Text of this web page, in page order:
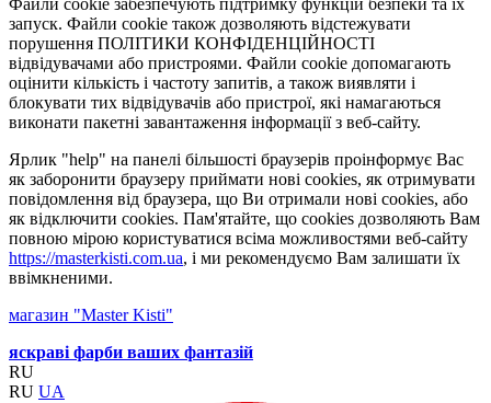
Файли cookie забезпечують підтримку функцій безпеки та їх
запуск. Файли cookie також дозволяють відстежувати
порушення ПОЛІТИКИ КОНФІДЕНЦІЙНОСТІ
відвідувачами або пристроями. Файли cookie допомагають
оцінити кількість і частоту запитів, а також виявляти і
блокувати тих відвідувачів або пристрої, які намагаються
виконати пакетні завантаження інформації з веб-сайту.
Ярлик "help" на панелі більшості браузерів проінформує Вас
як заборонити браузеру приймати нові cookies, як отримувати
повідомлення від браузера, що Ви отримали нові cookies, або
як відключити cookies. Пам'ятайте, що cookies дозволяють Вам
повною мірою користуватися всіма можливостями веб-сайту
https://masterkisti.com.ua, і ми рекомендуємо Вам залишати їх
ввімкненими.
магазин "Master Kisti"
яскраві фарби ваших фантазій
RU
RU UA